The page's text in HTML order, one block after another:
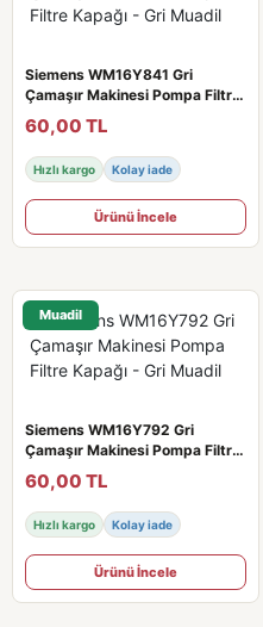
Siemens WM16Y841 Gri
Çamaşır Makinesi Pompa Filtre
60,00 TL
Hızlı kargo Kolay iade
Ürünü İncele
Muadil
Siemens WM16Y792 Gri
Çamaşır Makinesi Pompa Filtre
60,00 TL
Hızlı kargo Kolay iade
Ürünü İncele